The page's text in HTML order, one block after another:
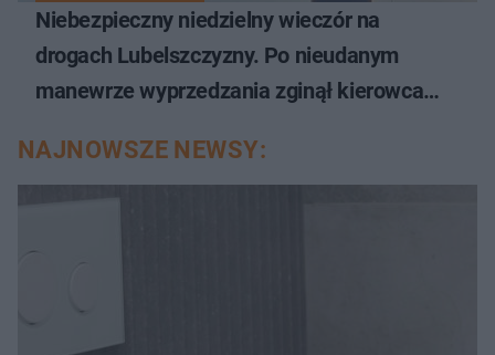
Niebezpieczny niedzielny wieczór na
drogach Lubelszczyzny. Po nieudanym
manewrze wyprzedzania zginął kierowca
NAJNOWSZE NEWSY: